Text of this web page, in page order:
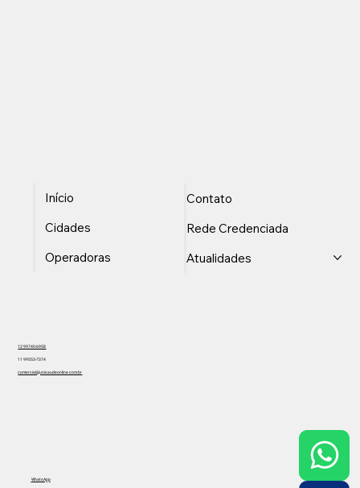
Início
Cidades
Operadoras
Contato
Rede Credenciada
Atualidades
12 99740-6958
11 99553-7374
comercial@unisaudeonline.com.br
WhatsApp